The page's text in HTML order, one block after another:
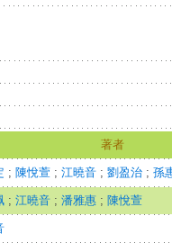
著者
; 陳悅萱 ; 江曉音 ; 劉盈治 ; 孫
; 江曉音 ; 潘雅惠 ; 陳悅萱